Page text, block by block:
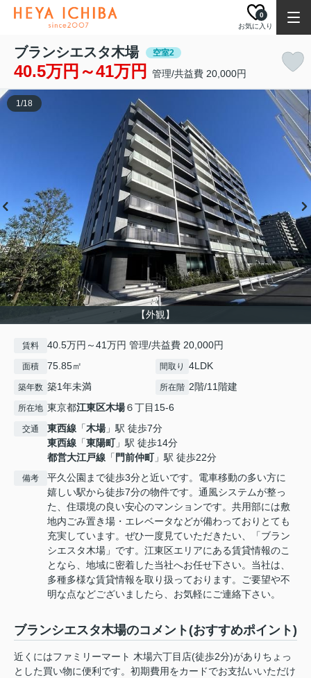
お気に入り
0
ブランシエスタ木場 空室2
40.5万円～41万円 管理/共益費 20,000円
【外観】
1/18
賃料 40.5万円～41万円 管理/共益費 20,000円
面積 75.85㎡ 間取り 4LDK
築年数 築1年未満 所在階 2階/11階建
所在地 東京都江東区木場６丁目15-6
交通 東西線 「木場」駅 徒歩7分
東西線 「東陽町」駅 徒歩14分
都営大江戸線 「 門前仲町」駅 徒歩22分
備考
平久公園まで徒歩3分と近いです。電車移動の多い方に
嬉しい駅から徒歩7分の物件です。通風システムが整っ
た、住環境の良い安心のマンションです。共用部には敷
地内ごみ置き場・エレベータなどが備わっておりとても
充実しています。ぜひ一度見ていただきたい、「ブラン
シエスタ木場」です。江東区エリアにある賃貸情報のこ
となら、地域に密着した当社へお任せ下さい。当社は、
多種多様な賃貸情報を取り扱っております。ご要望や不
明な点などございましたら、お気軽にご連絡下さい。
ブランシエスタ木場のコメント(おすすめポイント)
近くにはファミリーマート 木場六丁目店(徒歩2分)がありちょっ
とした買い物に便利です。初期費用をカードでお支払いいただけ